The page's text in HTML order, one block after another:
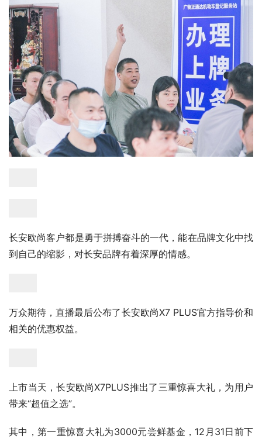
长安欧尚客户都是勇于拼搏奋斗的一代，能在品牌文化中找
到自己的缩影，对长安品牌有着深厚的情感。
万众期待，直播最后公布了长安欧尚X7 PLUS官方指导价和
相关的优惠权益。
上市当天，长安欧尚X7PLUS推出了三重惊喜大礼，为用户
带来“超值之选”。
其中，第一重惊喜大礼为3000元尝鲜基金，12月31日前下